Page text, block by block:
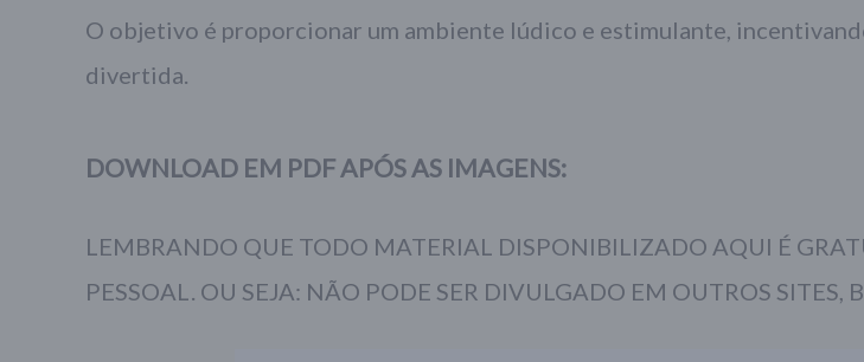
O objetivo é proporcionar um ambiente lúdico e estimulante,
divertida.
DOWNLOAD EM PDF APÓS AS IMAGENS:
LEMBRANDO QUE TODO MATERIAL DISPONIBILIZADO AQUI É
PESSOAL. OU SEJA: NÃO PODE SER DIVULGADO EM OUTROS SITES,